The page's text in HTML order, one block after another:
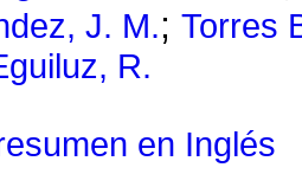
J. M.; Torres
R.
en Inglés